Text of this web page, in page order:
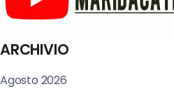
ARCHIVIO
Agosto 2026